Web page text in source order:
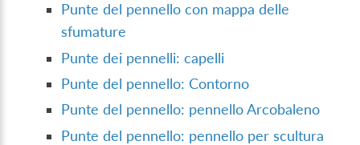
Punte del pennello con mappa delle
sfumature
Punte dei pennelli: capelli
Punte del pennello: Contorno
Punte del pennello: pennello Arcobaleno
Punte del pennello: pennello per scultura